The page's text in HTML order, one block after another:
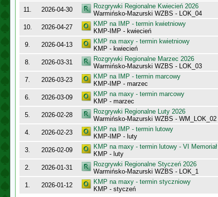
11.
2026-04-30
Rozgrywki Regionalne Kwiecień 2026
Warmińsko-Mazurski WZBS - LOK_04
10.
2026-04-27
KMP na IMP - termin kwietniowy
KMP-IMP - kwiecień
9.
2026-04-13
KMP na maxy - termin kwietniowy
KMP - kwiecień
8.
2026-03-31
Rozgrywki Regionalne Marzec 2026
Warmińsko-Mazurski WZBS - LOK_03
7.
2026-03-23
KMP na IMP - termin marcowy
KMP-IMP - marzec
6.
2026-03-09
KMP na maxy - termin marcowy
KMP - marzec
5.
2026-02-28
Rozgrywki Regionalne Luty 2026
Warmińsko-Mazurski WZBS - WM_LOK_02
4.
2026-02-23
KMP na IMP - termin lutowy
KMP-IMP - luty
3.
2026-02-09
KMP na maxy - termin lutowy - VI
KMP - luty
2.
2026-01-31
Rozgrywki Regionalne Styczeń 2026
Warmińsko-Mazurski WZBS - LOK_1
1.
2026-01-12
KMP na maxy - termin styczniowy
KMP - styczeń